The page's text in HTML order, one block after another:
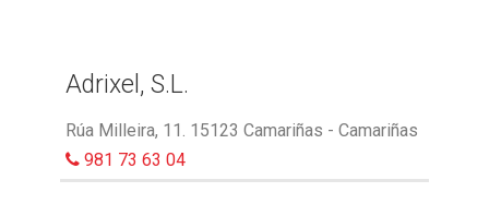
Adrixel, S.L.
Rúa Milleira, 11. 15123 Camariñas - Camariñas
981 73 63 04